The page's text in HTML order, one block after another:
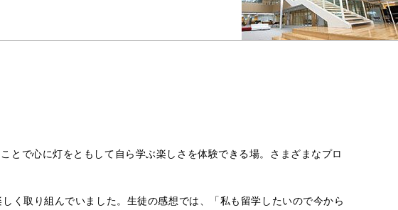
とで心に灯をともして自ら学ぶ楽しさを体験できる場。さまざまなプロ
く取り組んでいました。生徒の感想では、「私も留学したいので今から